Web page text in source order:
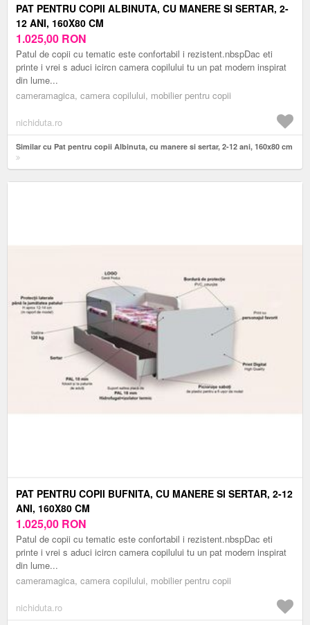
PAT PENTRU COPII ALBINUTA, CU MANERE SI SERTAR, 2-
12 ANI, 160X80 CM
1.025,00 RON
Patul de copii cu tematic este confortabil i rezistent.nbspDac eti
printe i vrei s aduci icircn camera copilului tu un pat modern inspirat
din lume...
cameramagica, camera copilului, mobilier pentru copii
nichiduta.ro
Similar cu Pat pentru copii Albinuta, cu manere si sertar, 2-12 ani, 160x80 cm
PAT PENTRU COPII BUFNITA, CU MANERE SI SERTAR, 2-12
ANI, 160X80 CM
1.025,00 RON
Patul de copii cu tematic este confortabil i rezistent.nbspDac eti
printe i vrei s aduci icircn camera copilului tu un pat modern inspirat
din lume...
cameramagica, camera copilului, mobilier pentru copii
nichiduta.ro